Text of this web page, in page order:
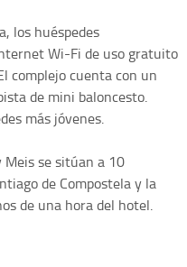
los huéspedes
Wi-Fi de uso gratuito
complejo cuenta con un
de mini baloncesto.
más jóvenes.
Meis se sitúan a 10
de Compostela y la
de una hora del hotel.